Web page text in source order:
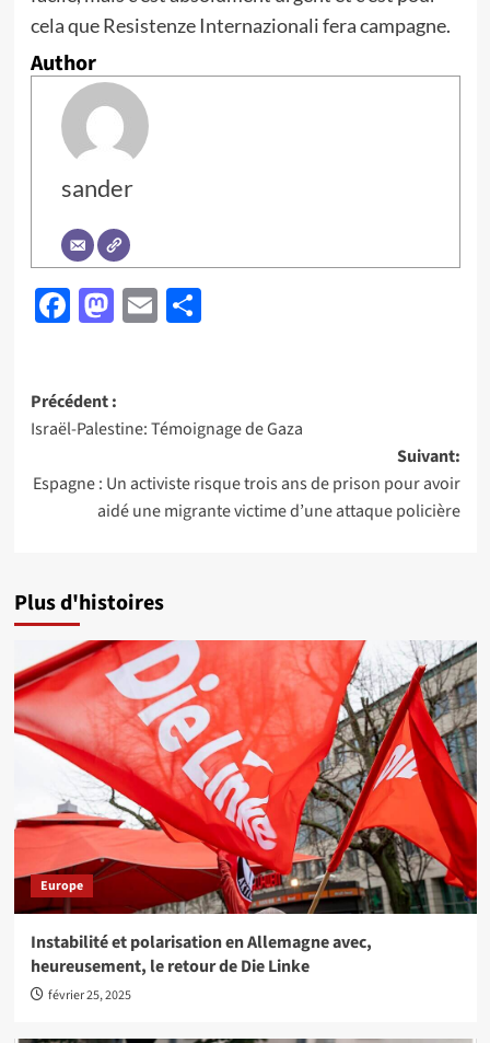
cela que Resistenze Internazionali fera campagne.
Author
sander
Facebook
Mastodon
EmailPartager
Navigation
d’article
Précédent :
Israël-Palestine: Témoignage de Gaza
Suivant:
Espagne : Un activiste risque trois ans de prison pour avoir
aidé une migrante victime d’une attaque policière
Plus d'histoires
Europe
Instabilité et polarisation en Allemagne avec,
heureusement, le retour de Die Linke
février 25, 2025